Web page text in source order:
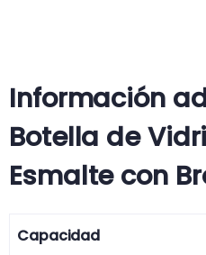
Información
Botella de
Esmalte con
Capacidad